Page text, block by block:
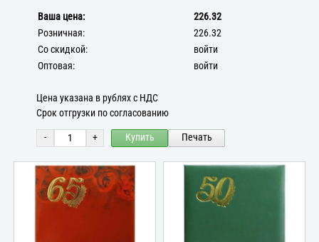
Ваша цена:
226.32
Розничная:
226.32
Со скидкой:
войти
Оптовая:
войти
Цена указана в рублях с НДС
Срок отгрузки по согласованию
- + Купить Печать